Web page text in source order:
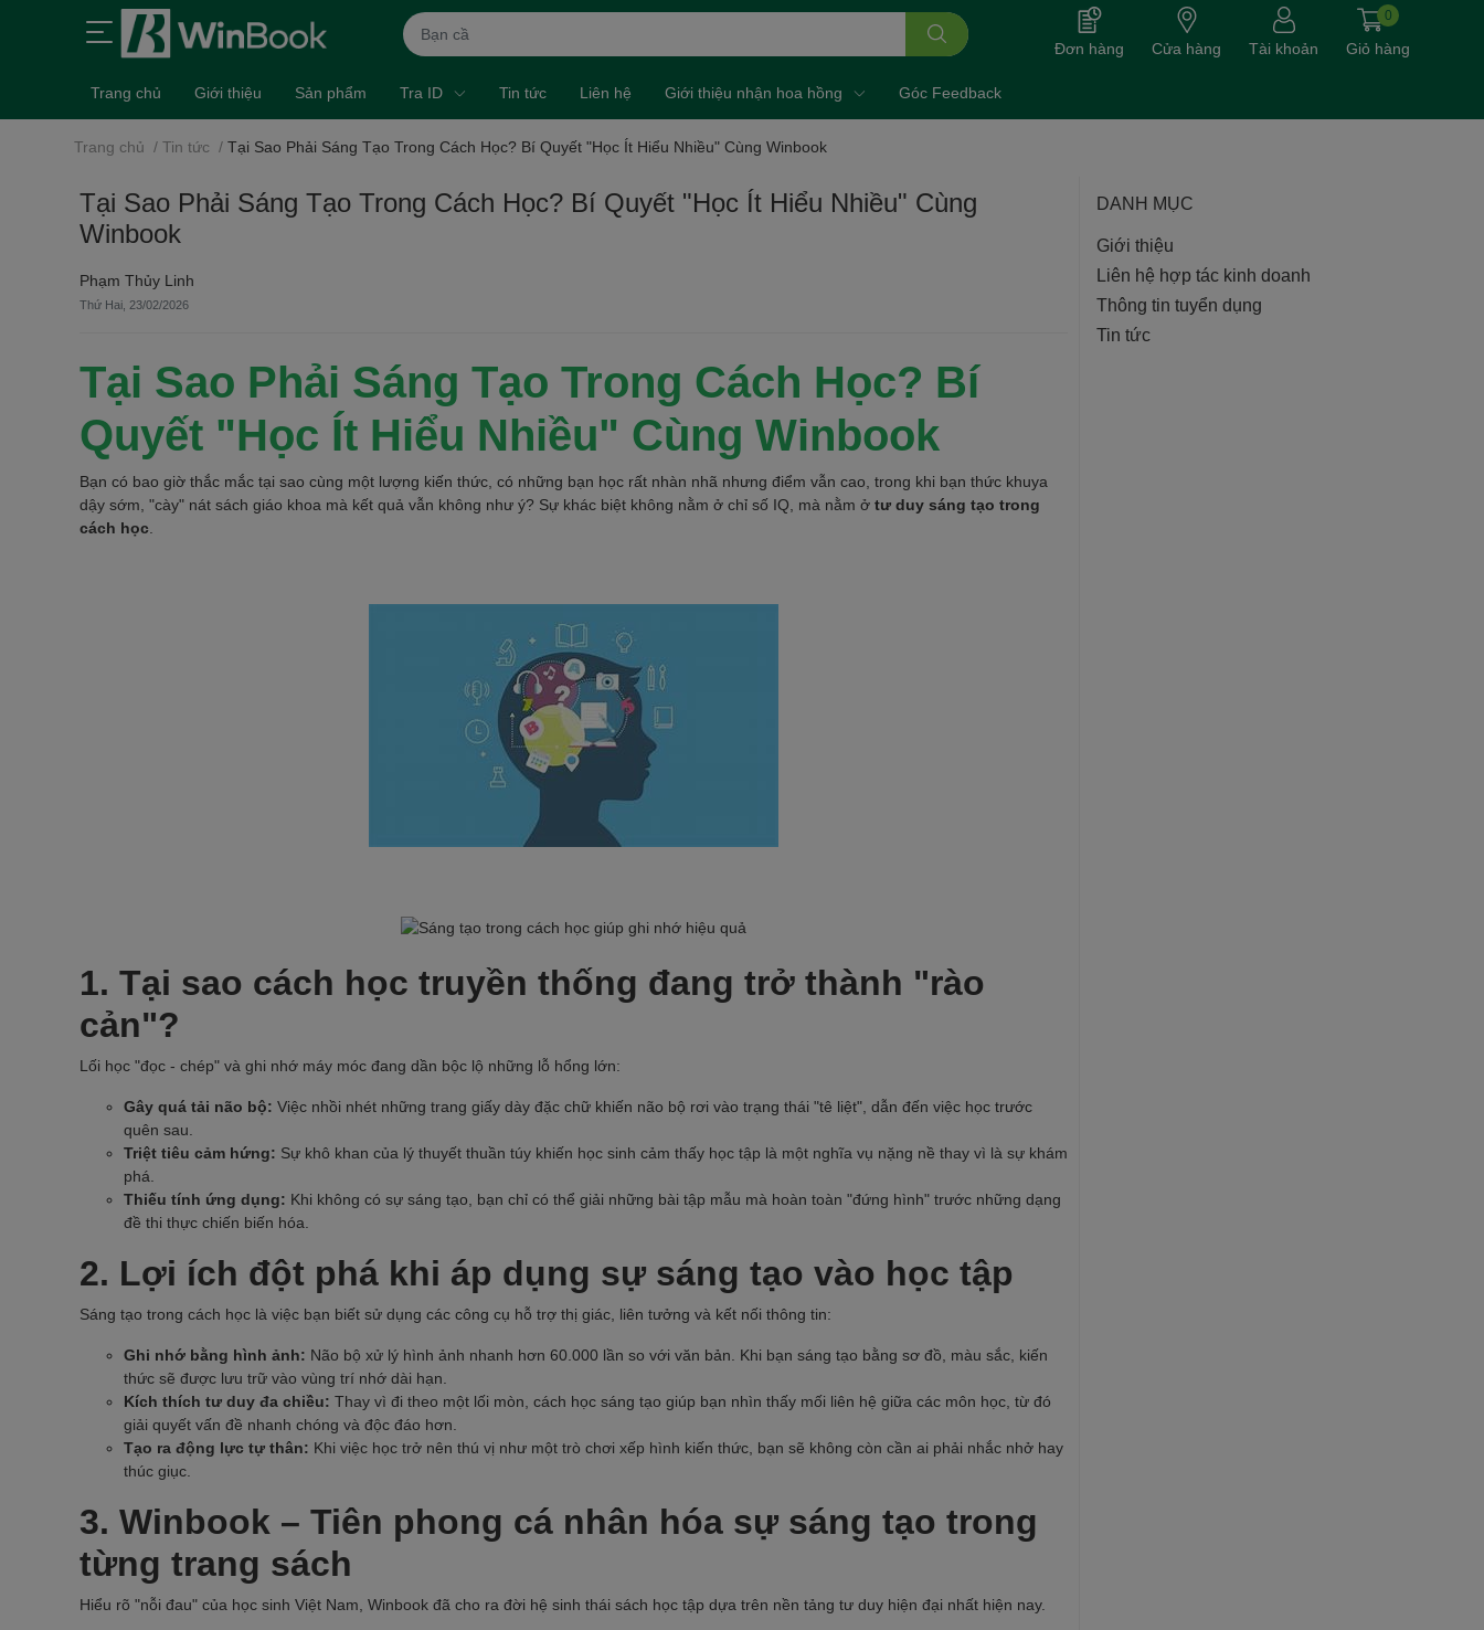
Đơn hàng Cửa hàng Tài khoản
0
Giỏ hàng
Trang chủ Giới thiệu Sản phẩm Tra ID Tin tức Liên hệ Giới thiệu nhận hoa hồng Góc Feedback
Trang chủ / Tin tức / Tại Sao Phải Sáng Tạo Trong Cách Học? Bí Quyết "Học Ít Hiểu Nhiều" Cùng Winbook
Tại Sao Phải Sáng Tạo Trong Cách Học? Bí Quyết "Học Ít Hiểu Nhiều" Cùng
Winbook
Phạm Thủy Linh
Thứ Hai, 23/02/2026
Tại Sao Phải Sáng Tạo Trong Cách Học? Bí
Quyết "Học Ít Hiểu Nhiều" Cùng Winbook
Bạn có bao giờ thắc mắc tại sao cùng một lượng kiến thức, có những bạn học rất nhàn nhã nhưng điểm vẫn cao, trong khi bạn thức khuya
dậy sớm, "cày" nát sách giáo khoa mà kết quả vẫn không như ý? Sự khác biệt không nằm ở chỉ số IQ, mà nằm ở tư duy sáng tạo trong
cách học
1. Tại sao cách học truyền thống đang trở thành "rào
cản"?
Lối học "đọc - chép" và ghi nhớ máy móc đang dần bộc lộ những lỗ hổng lớn:
Gây quá tải não bộ: Việc nhồi nhét những trang giấy dày đặc chữ khiến não bộ rơi vào trạng thái "tê liệt", dẫn đến việc học trước
quên sau.
Triệt tiêu cảm hứng: Sự khô khan của lý thuyết thuần túy khiến học sinh cảm thấy học tập là một nghĩa vụ nặng nề thay vì là sự khám
phá.
Thiếu tính ứng dụng: Khi không có sự sáng tạo, bạn chỉ có thể giải những bài tập mẫu mà hoàn toàn "đứng hình" trước những dạng
đề thi thực chiến biến hóa.
2. Lợi ích đột phá khi áp dụng sự sáng tạo vào học tập
Sáng tạo trong cách học là việc bạn biết sử dụng các công cụ hỗ trợ thị giác, liên tưởng và kết nối thông tin:
Ghi nhớ bằng hình ảnh: Não bộ xử lý hình ảnh nhanh hơn 60.000 lần so với văn bản. Khi bạn sáng tạo bằng sơ đồ, màu sắc, kiến
thức sẽ được lưu trữ vào vùng trí nhớ dài hạn.
Kích thích tư duy đa chiều: Thay vì đi theo một lối mòn, cách học sáng tạo giúp bạn nhìn thấy mối liên hệ giữa các môn học, từ đó
giải quyết vấn đề nhanh chóng và độc đáo hơn.
Tạo ra động lực tự thân: Khi việc học trở nên thú vị như một trò chơi xếp hình kiến thức, bạn sẽ không còn cần ai phải nhắc nhở hay
thúc giục.
3. Winbook – Tiên phong cá nhân hóa sự sáng tạo trong
từng trang sách
Hiểu rõ "nỗi đau" của học sinh Việt Nam, Winbook đã cho ra đời hệ sinh thái sách học tập dựa trên nền tảng tư duy hiện đại nhất hiện nay.
DANH MỤC
Giới thiệu
Liên hệ hợp tác kinh doanh
Thông tin tuyển dụng
Tin tức